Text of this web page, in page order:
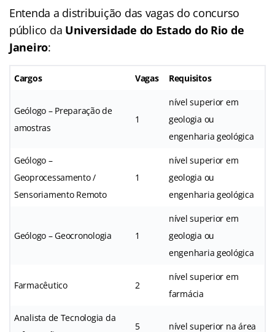
Entenda a distribuição das vagas do concurso
público da Universidade do Estado do Rio de
Janeiro:
Cargos Vagas Requisitos
Geólogo – Preparação de
amostras
1
nível superior em
geologia ou
engenharia geológica
Geólogo –
Geoprocessamento /
Sensoriamento Remoto
1
nível superior em
geologia ou
engenharia geológica
Geólogo – Geocronologia 1
nível superior em
geologia ou
engenharia geológica
Farmacêutico 2
nível superior em
farmácia
Analista de Tecnologia da
5 nível superior na área